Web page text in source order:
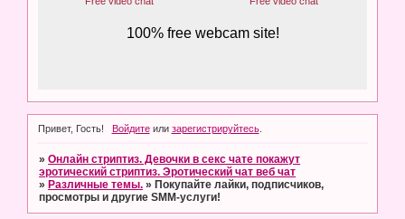
Привет, Гость! Войдитеили зарегистрируйтесь.
»Онлайн стриптиз. Девочки в секс чате покажут
эротический стриптиз. Эротический чат веб чат
» Различные темы. » Покупайте лайки, подписчиков,
просмотры и другие SMM-услуги!